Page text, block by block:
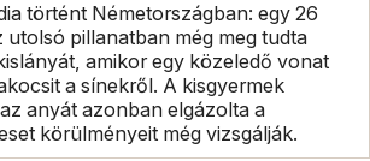
történt Németországban: egy 26
utolsó pillanatban még meg tudta
amikor egy közeledő vonat
a sínekről. A kisgyermek
anyát azonban elgázolta a
körülményeit még vizsgálják.